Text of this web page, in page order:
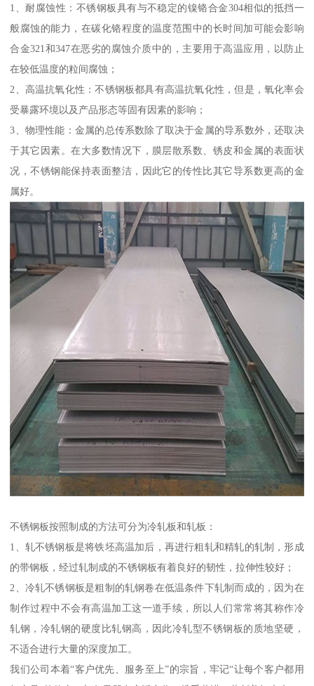
1、耐腐蚀性：不锈钢板具有与不稳定的镍铬合金304相似的抵挡一
般腐蚀的能力，在碳化铬程度的温度范围中的长时间加可能会影响
合金321和347在恶劣的腐蚀介质中的，主要用于高温应用，以防止
在较低温度的粒间腐蚀；
2、高温抗氧化性：不锈钢板都具有高温抗氧化性，但是，氧化率会
受暴露环境以及产品形态等固有因素的影响；
3、物理性能：金属的总传系数除了取决于金属的导系数外，还取决
于其它因素。在大多数情况下，膜层散系数、锈皮和金属的表面状
况，不锈钢能保持表面整洁，因此它的传性比其它导系数更高的金
属好。
不锈钢板按照制成的方法可分为冷轧板和轧板：
1、轧不锈钢板是将铁坯高温加后，再进行粗轧和精轧的轧制，形成
的带钢板，经过轧制成的不锈钢板有着良好的韧性，拉伸性较好；
2、冷轧不锈钢板是粗制的轧钢卷在低温条件下轧制而成的，因为在
制作过程中不会有高温加工这一道手续，所以人们常常将其称作冷
轧钢，冷轧钢的硬度比轧钢高，因此冷轧型不锈钢板的质地坚硬，
不适合进行大量的深度加工。
我们公司本着“客户优先、服务至上”的宗旨，牢记“让每个客户都用